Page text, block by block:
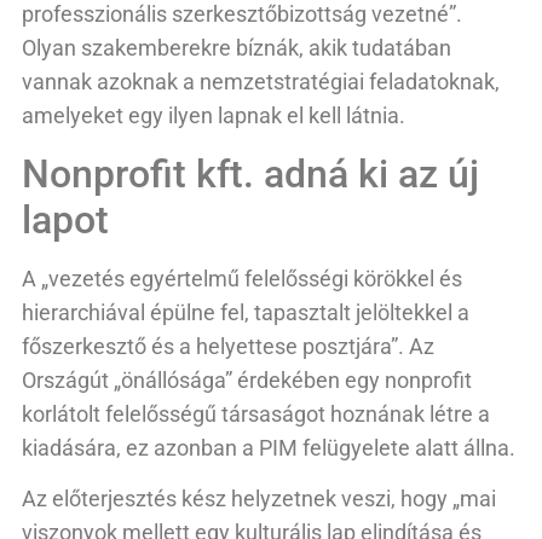
professzionális szerkesztőbizottság vezetné”.
Olyan szakemberekre bíznák, akik tudatában
vannak azoknak a nemzetstratégiai feladatoknak,
amelyeket egy ilyen lapnak el kell látnia.
Nonprofit kft. adná ki az új
lapot
A „vezetés egyértelmű felelősségi körökkel és
hierarchiával épülne fel, tapasztalt jelöltekkel a
főszerkesztő és a helyettese posztjára”. Az
Országút „önállósága” érdekében egy nonprofit
korlátolt felelősségű társaságot hoznának létre a
kiadására, ez azonban a PIM felügyelete alatt állna.
Az előterjesztés kész helyzetnek veszi, hogy „mai
viszonyok mellett egy kulturális lap elindítása és